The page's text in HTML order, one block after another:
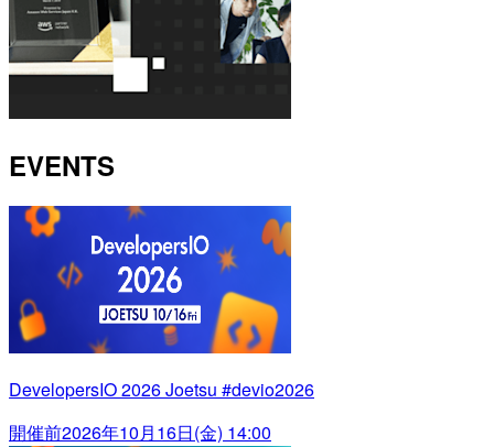
EVENTS
DevelopersIO 2026 Joetsu #devio2026
開催前2026年10月16日(金) 14:00